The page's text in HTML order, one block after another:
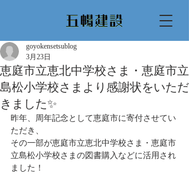
恵庭市立恵北中学校さま・恵庭市立
島松小学校さまより感謝状をいただ
きました✨
goyokensetsublog
3月23日
昨年、周年記念として恵庭市に寄付させてい
ただき、
その一部が恵庭市立恵北中学校さま・恵庭市
立島松小学校さまの図書購入などに活用され
ました！